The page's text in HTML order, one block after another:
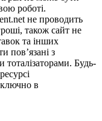
роботі.
не проводить
також сайт не
та інших
пов’язані з
тоталізаторами. Будь-
в